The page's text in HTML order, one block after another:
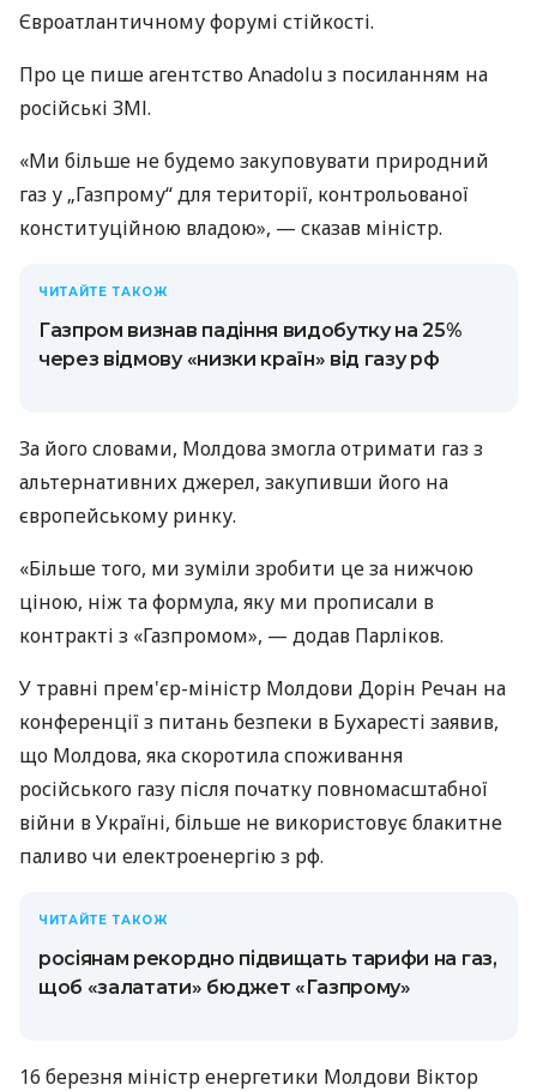
Євроатлантичному форумі стійкості.
Про це пише агентство Anadolu з посиланням на
російські ЗМІ.
«Ми більше не будемо закуповувати природний
газ у „Газпрому“ для території, контрольованої
конституційною владою», — сказав міністр.
ЧИТАЙТЕ ТАКОЖ
Газпром визнав падіння видобутку на 25%
через відмову «низки країн» від газу рф
За його словами, Молдова змогла отримати газ з
альтернативних джерел, закупивши його на
європейському ринку.
«Більше того, ми зуміли зробити це за нижчою
ціною, ніж та формула, яку ми прописали в
контракті з «Газпромом», — додав Парліков.
У травні прем'єр-міністр Молдови Дорін Речан на
конференції з питань безпеки в Бухаресті заявив,
що Молдова, яка скоротила споживання
російського газу після початку повномасштабної
війни в Україні, більше не використовує блакитне
паливо чи електроенергію з рф.
ЧИТАЙТЕ ТАКОЖ
росіянам рекордно підвищать тарифи на газ,
щоб «залатати» бюджет «Газпрому»
16 березня міністр енергетики Молдови Віктор